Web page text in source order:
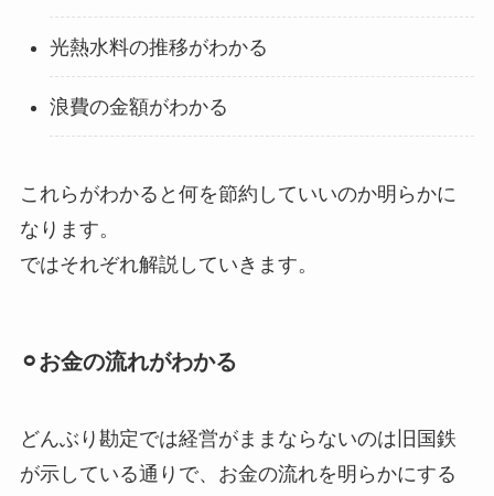
光熱水料の推移がわかる
浪費の金額がわかる
これらがわかると何を節約していいのか明らかに
なります。
ではそれぞれ解説していきます。
⚪︎お金の流れがわかる
どんぶり勘定では経営がままならないのは旧国鉄
が示している通りで、お金の流れを明らかにする